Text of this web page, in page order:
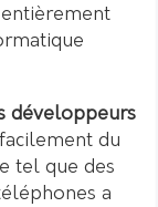
développeurs
du
tel que des
a